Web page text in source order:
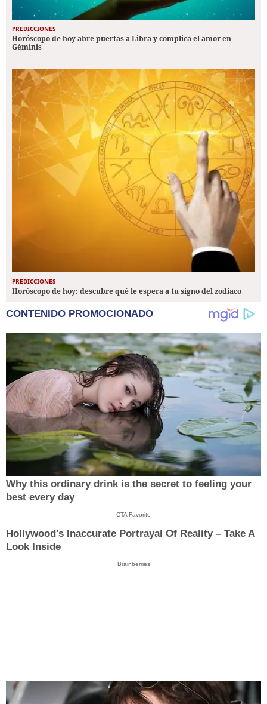
PREDICCIONES
Horóscopo de hoy abre puertas a Libra y complica el amor en
Géminis
PREDICCIONES
Horóscopo de hoy: descubre qué le espera a tu signo del zodiaco
CONTENIDO PROMOCIONADO
Why this ordinary drink is the secret to feeling your
best every day
CTA Favorite
Hollywood's Inaccurate Portrayal Of Reality – Take A
Look Inside
Brainberries